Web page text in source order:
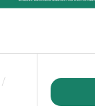
/